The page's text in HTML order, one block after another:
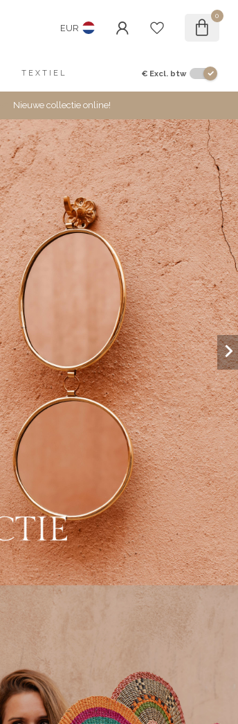
EUR
0
TEXTIEL € Excl. btw
Nieuwe collectie online!